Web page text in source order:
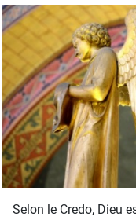
Selon le Credo, Dieu